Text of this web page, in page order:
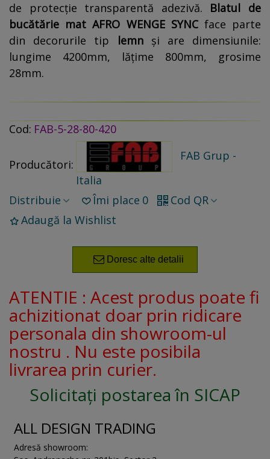
de protecție transparentă adezivă. Blatul de
bucătărie matAFRO WENGE SYNC face parte
din decorurile tip
lemnși are dimensiunile:
lungime 4200mm, lățime 800mm, grosime
28mm.
Cod: FAB-5-28-80-420
Producători:
FAB Grup -
Italia
Distribuie
Îmi place 0
Cod QR
Adaugă la Wishlist
Doresc alte detalii
ATENTIE : Acest produs poate fi
achizitionat doar prin ridicare
personala din showroom-ul
nostru . Nu este posibila
livrarea prin curier.
Solicitați postarea în SICAP
ALL DESIGN TRADING
Adresă showroom: